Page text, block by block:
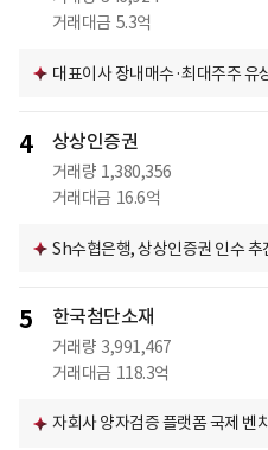
거래대금 5.3억
대표이사 장내매수·최대주주 유
4 상상인증권
거래량 1,380,356
거래대금 16.6억
Sh수협은행, 상상인증권 인수 추
5 한국첨단소재
거래량 3,991,467
거래대금 118.3억
자회사 양자검증 플랫폼 국제 벤